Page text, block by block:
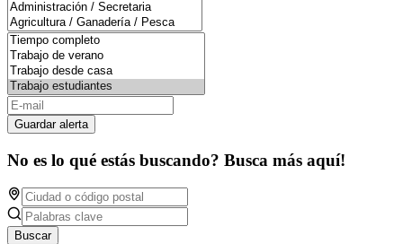
Guardar alerta
No es lo qué estás buscando? Busca más aquí!
Buscar